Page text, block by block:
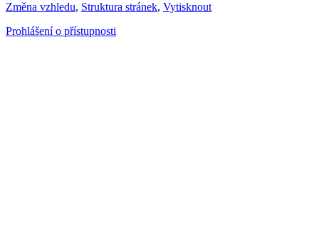
Změna vzhledu, Struktura stránek, Vytisknout
Prohlášení o přístupnosti